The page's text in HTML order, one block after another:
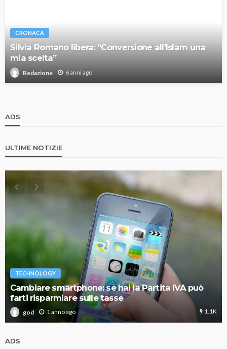
CRONACA
Silvia Romano libera: “Conversione all’Islam una
mia scelta”
Redazione 6 anni ago
ADS
ULTIME NOTIZIE
TECHNOLOGY
Cambiare smartphone: se hai la Partita IVA può
farti risparmiare sulle tasse
god 1 anno ago 1.1K
ADS